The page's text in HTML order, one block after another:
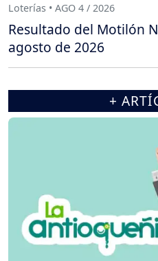
Loterías • AGO 4 / 2026
Resultado del Motilón
agosto de 2026
+